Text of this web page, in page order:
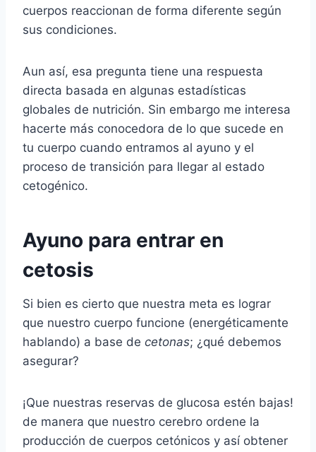
cuerpos reaccionan de forma diferente según
sus condiciones.
Aun así, esa pregunta tiene una respuesta
directa basada en algunas estadísticas
globales de nutrición. Sin embargo me interesa
hacerte más conocedora de lo que sucede en
tu cuerpo cuando entramos al ayuno y el
proceso de transición para llegar al estado
cetogénico.
Ayuno para entrar en
cetosis
Si bien es cierto que nuestra meta es lograr
que nuestro cuerpo funcione (energéticamente
hablando) a base de cetonas; ¿qué debemos
asegurar?
¡Que nuestras reservas de glucosa estén bajas!
de manera que nuestro cerebro ordene la
producción de cuerpos cetónicos y así obtener